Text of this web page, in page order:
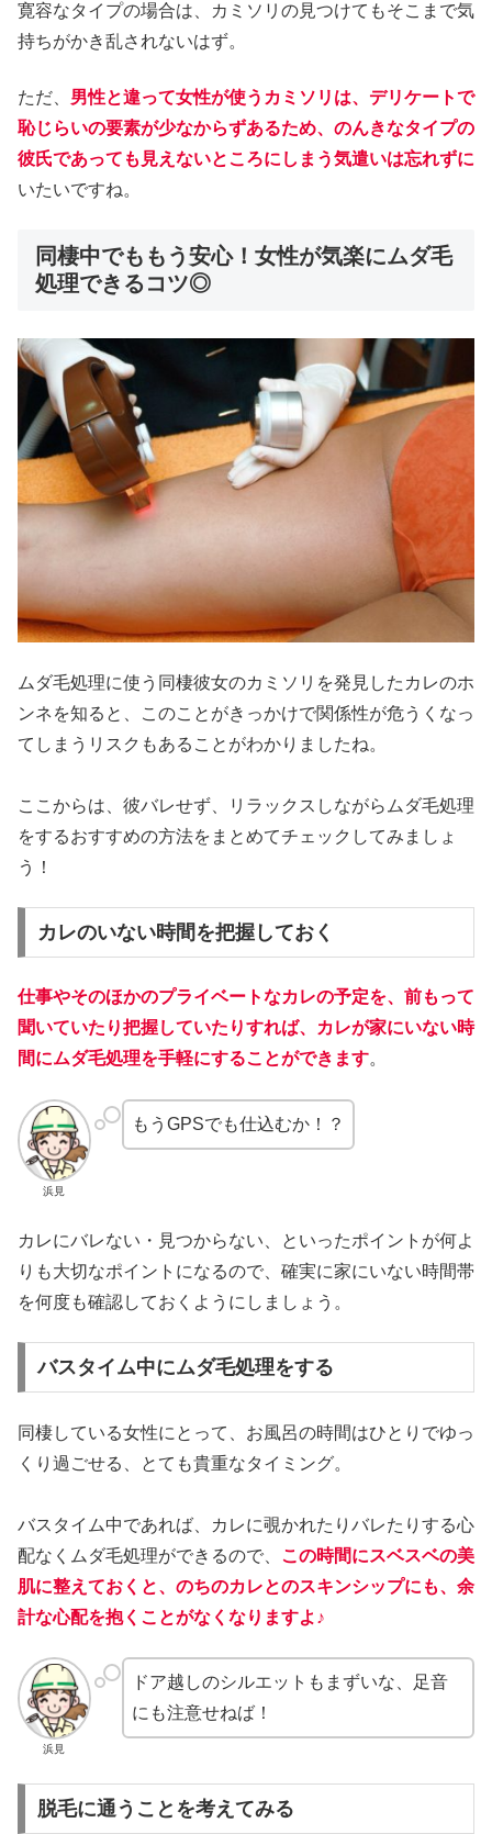
寛容なタイプの場合は、カミソリの見つけてもそこまで気
持ちがかき乱されないはず。
ただ、 男性と違って女性が使うカミソリは、デリケートで
恥じらいの要素が少なからずあるため、のんきなタイプの
彼氏であっても見えないところにしまう気遣いは忘れずに
いたいですね。
同棲中でももう安心！女性が気楽にムダ毛
処理できるコツ◎
ムダ毛処理に使う同棲彼女のカミソリを発見したカレのホ
ンネを知ると、このことがきっかけで関係性が危うくなっ
てしまうリスクもあることがわかりましたね。
ここからは、彼バレせず、リラックスしながらムダ毛処理
をするおすすめの方法をまとめてチェックしてみましょ
う！
カレのいない時間を把握しておく
仕事やそのほかのプライベートなカレの予定を、前もって
聞いていたり把握していたりすれば、カレが家にいない時
間にムダ毛処理を手軽にすることができます。
浜見
もうGPSでも仕込むか！？
カレにバレない・見つからない、といったポイントが何よ
りも大切なポイントになるので、確実に家にいない時間帯
を何度も確認しておくようにしましょう。
バスタイム中にムダ毛処理をする
同棲している女性にとって、お風呂の時間はひとりでゆっ
くり過ごせる、とても貴重なタイミング。
バスタイム中であれば、カレに覗かれたりバレたりする心
配なくムダ毛処理ができるので、 この時間にスベスベの美
肌に整えておくと、のちのカレとのスキンシップにも、余
計な心配を抱くことがなくなりますよ♪
浜見
ドア越しのシルエットもまずいな、足音
にも注意せねば！
脱毛に通うことを考えてみる